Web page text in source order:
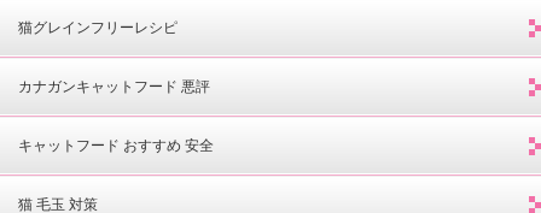
猫グレインフリーレシピ
カナガンキャットフード 悪評
キャットフード おすすめ 安全
猫 毛玉 対策